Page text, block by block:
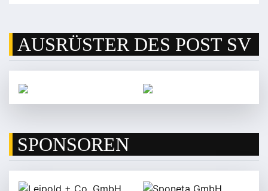
AUSRÜSTER DES POST SV
SPONSOREN